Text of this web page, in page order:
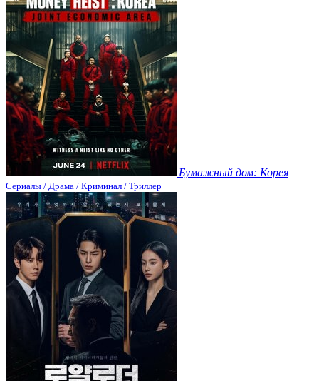
Бумажный дом: Корея
Сериалы / Драма / Криминал / Триллер